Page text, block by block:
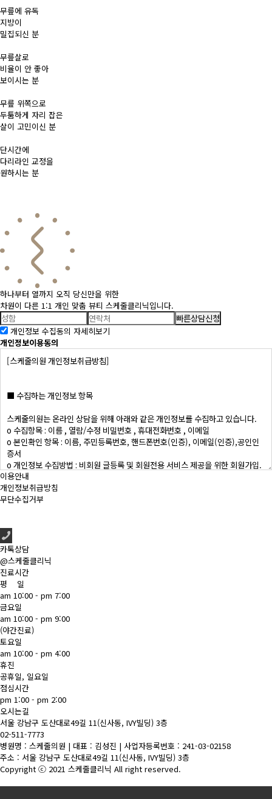
무릎에 유독
지방이
밀집되신 분
무릎살로
비율이 안 좋아
보이시는 분
무릎 위쪽으로
두툼하게 자리 잡은
살이 고민이신 분
단시간에
다리라인 교정을
원하시는 분
하나부터 열까지 오직 당신만을 위한
차원이 다른 1:1 개인 맞춤 뷰티 스케줄클리닉입니다.
빠른상담신청
개인정보 수집동의 자세히보기
개인정보이용동의
이용안내
개인정보취급방침
무단수집거부
카톡상담
@스케줄클리닉
진료시간
평 일
am 10:00 - pm 7:00
금요일
am 10:00 - pm 9:00
(야간진료)
토요일
am 10:00 - pm 4:00
휴진
공휴일, 일요일
점심시간
pm 1:00 - pm 2:00
오시는길
서울 강남구 도산대로49길 11(신사동, IVY빌딩) 3층
02-511-7773
병원명 : 스케줄의원 | 대표 : 김성진 | 사업자등록번호 : 241-03-02158
주소 : 서울 강남구 도산대로49길 11(신사동, IVY빌딩) 3층
Copyright ⓒ 2021 스케줄클리닉 All right reserved.